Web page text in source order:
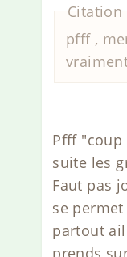
Citation
pfff ,
Pfff
suite les
Faut pas
se
partout
prends